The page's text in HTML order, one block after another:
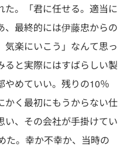
た。「君に任せる。適当に
、最終的には伊藤忠からの
気楽にいこう」なんて思っ
ると実際にはすばらしい製
やめていい。残りの10％
かく最初にもうからない仕
い、その会社が手掛けてい
た。幸か不幸か、当時の